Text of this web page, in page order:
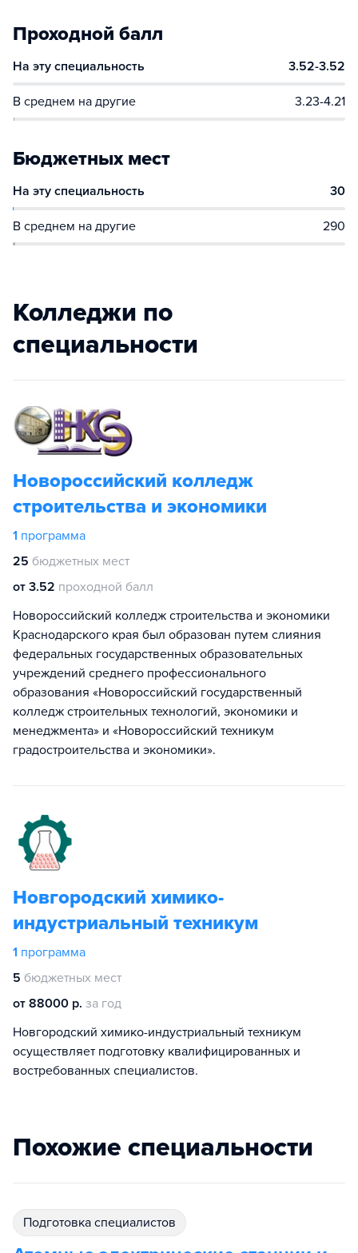
Проходной балл
На эту специальность 3.52-3.52
В среднем на другие 3.23-4.21
Бюджетных мест
На эту специальность 30
В среднем на другие 290
Колледжи по
специальности
Новороссийский колледж
строительства и экономики
1 программа
25 бюджетных мест
от 3.52 проходной балл
Новороссийский колледж строительства и экономики
Краснодарского края был образован путем слияния
федеральных государственных образовательных
учреждений среднего профессионального
образования «Новороссийский государственный
колледж строительных технологий, экономики и
менеджмента» и «Новороссийский техникум
градостроительства и экономики».
Новгородский химико-
индустриальный техникум
1 программа
5 бюджетных мест
от 88000 р. за год
Новгородский химико-индустриальный техникум
осуществляет подготовку квалифицированных и
востребованных специалистов.
Похожие специальности
подготовка специалистов